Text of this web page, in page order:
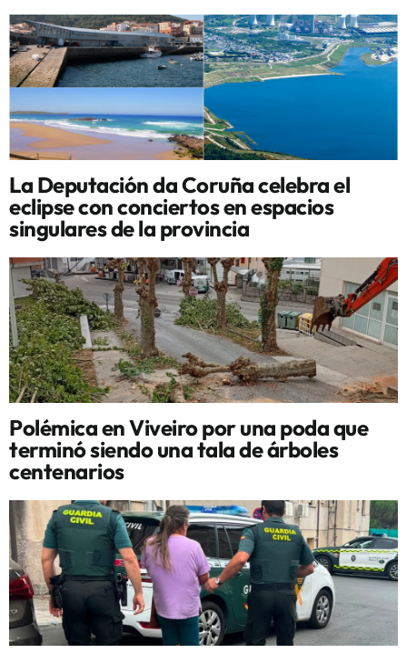
La Deputación da Coruña celebra el
eclipse con conciertos en espacios
singulares de la provincia
Polémica en Viveiro por una poda que
terminó siendo una tala de árboles
centenarios